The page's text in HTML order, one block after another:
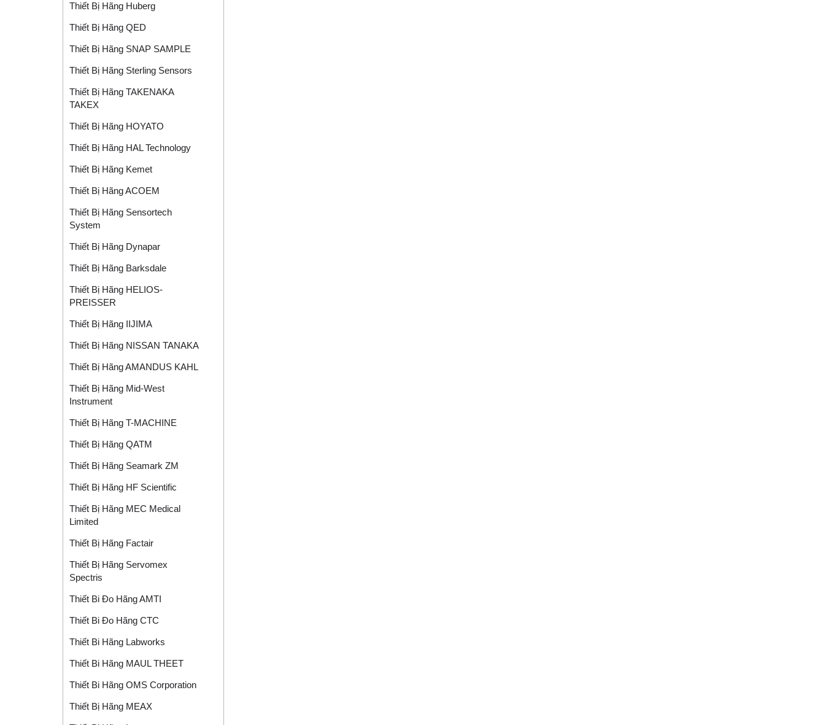
Thiết Bị Hãng Huberg
Thiết Bị Hãng QED
Thiết Bị Hãng SNAP SAMPLE
Thiết Bị Hãng Sterling Sensors
Thiết Bị Hãng TAKENAKA
TAKEX
Thiết Bị Hãng HOYATO
Thiết Bị Hãng HAL Technology
Thiết Bị Hãng Kemet
Thiết Bị Hãng ACOEM
Thiết Bị Hãng Sensortech
System
Thiết Bị Hãng Dynapar
Thiết Bị Hãng Barksdale
Thiết Bị Hãng HELIOS-
PREISSER
Thiết Bị Hãng IIJIMA
Thiết Bị Hãng NISSAN TANAKA
Thiết Bị Hãng AMANDUS KAHL
Thiết Bị Hãng Mid-West
Instrument
Thiết Bị Hãng T-MACHINE
Thiết Bị Hãng QATM
Thiết Bị Hãng Seamark ZM
Thiết Bị Hãng HF Scientific
Thiết Bị Hãng MEC Medical
Limited
Thiết Bị Hãng Factair
Thiết Bị Hãng Servomex
Spectris
Thiết Bi Đo Hãng AMTI
Thiết Bi Đo Hãng CTC
Thiết Bi Hãng Labworks
Thiết Bi Hãng MAUL THEET
Thiết Bi Hãng OMS Corporation
Thiết Bị Hãng MEAX